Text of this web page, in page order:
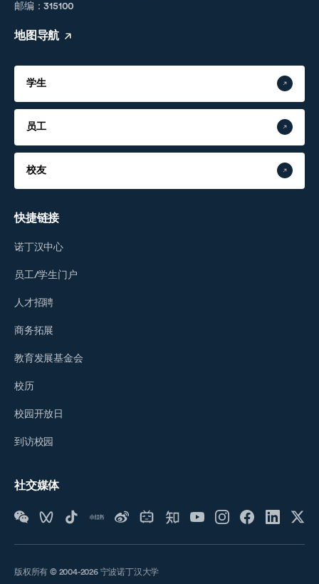
邮编：315100
地图导航
学生
员工
校友
快捷链接
诺丁汉中心
员工/学生门户
人才招聘
商务拓展
教育发展基金会
校历
校园开放日
到访校园
社交媒体
版权所有 © 2004-2026 宁波诺丁汉大学